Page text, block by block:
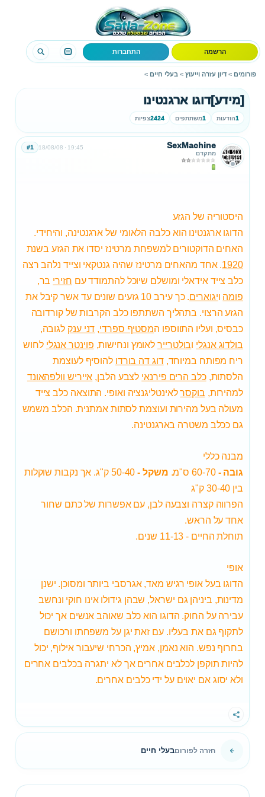
הרשמה התחברות
פורומים > דיון עזרה וייעוץ > בעלי חיים >
[מידע]דוגו ארגנטינו
1הודעות 1משתתפים 2424צפיות
SexMachine
מתקדם
18/08/08 19:45
#1
היסטוריה של הגזע
הדוגו ארגנטינו הוא כלבה הלאומי של ארגנטינה, והיחידי.
האחים הדוקטורים למשפחת מרטינז יסדו את הגזע בשנת
1920. אחד מהאחים מרטינז שהיה גנטקאי וצייד נלהב רצה
כלב צייד אידאלי ומושלם שיוכל להתמודד עם חזירי בר,
פומה ויגוארים
. כך עירב 10 גזעים שונים עד אשר קיבל את
הגזע הרצוי. בתהליך השתתפו כלב הקרבות של קורדובה
כבסיס, ועליו התווספו המסטיף ספרדי, דני ענק לגובה,
בולדוג אנגלי ובולטריירלאומץ ונחישות, פוינטר אנגלי לחוש
ריח מפותח במיוחד,דוג דה בורדו להוסיף לעוצמת
הלסתות,כלב הרים פירנאי לצבע הלבן, אייריש וולפהאונד
למהירות, בוקסרלאינטליגנציה ואופי. התוצאה כלב צייד
מעולה בעל מהירות ועוצמת לסתות אמתנית. הכלב משמש
גם ככלב משטרה בארגנטינה.
מבנה כללי
גובה - 60-70 ס"מ. משקל -
50-40 ק"ג. אך נקבות שוקלות
בין 30-40 ק"ג
הפרווה קצרה וצבעה לבן, עם אפשרות של כתם שחור
אחד על הראש.
תוחלת החיים - 11-13 שנים.
אופי
הדוגו בעל אופי רגיש מאד, אגרסבי ביותר ומסוכן. ישנן
מדינות, ביניהן גם ישראל, שבהן גידולו אינו חוקי ונחשב
עבירה על החוק. הדוגו הוא כלב שאוהב אנשים אך יכול
לתקוף גם את בעליו. עם זאת יגן על משפחתו ורכושם
בחרוף נפש. הוא נאמן, אמיץ, הכרחי שיעבור אילוף, יכול
להיות תוקפן לכלבים אחרים אך לא יתגרה בכלבים אחרים
ולא יסוג אם יאוים על ידי כלבים אחרים.
שתף
חזרה לפורוםבעלי חיים